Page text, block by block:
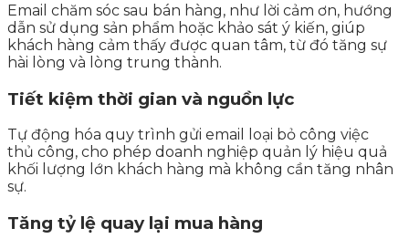
Email chăm sóc sau bán hàng, như lời cảm ơn, hướng
dẫn sử dụng sản phẩm hoặc khảo sát ý kiến, giúp
khách hàng cảm thấy được quan tâm, từ đó tăng sự
hài lòng và lòng trung thành.
Tiết kiệm thời gian và nguồn lực
Tự động hóa quy trình gửi email loại bỏ công việc
thủ công, cho phép doanh nghiệp quản lý hiệu quả
khối lượng lớn khách hàng mà không cần tăng nhân
sự.
Tăng tỷ lệ quay lại mua hàng